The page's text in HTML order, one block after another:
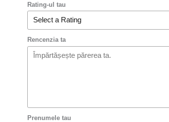
Rating-ul tau
Rencenzia ta
Prenumele tau